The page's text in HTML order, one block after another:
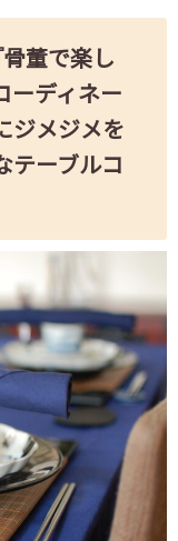
董で楽し
ーディネー
ジメジメを
テーブルコ